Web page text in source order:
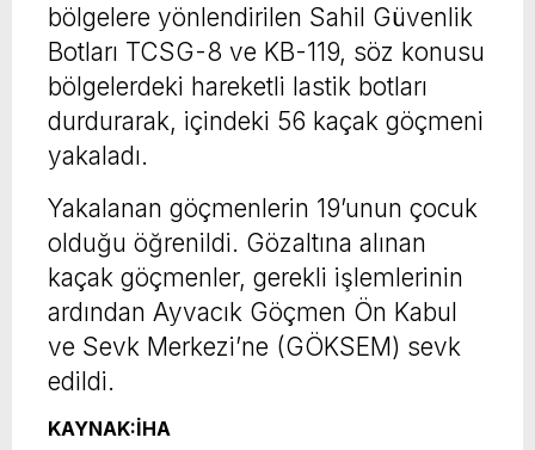
bölgelere yönlendirilen Sahil Güvenlik
Botları TCSG-8 ve KB-119, söz konusu
bölgelerdeki hareketli lastik botları
durdurarak, içindeki 56 kaçak göçmeni
yakaladı.
Yakalanan göçmenlerin 19’unun çocuk
olduğu öğrenildi. Gözaltına alınan
kaçak göçmenler, gerekli işlemlerinin
ardından Ayvacık Göçmen Ön Kabul
ve Sevk Merkezi’ne (GÖKSEM) sevk
edildi.
KAYNAK:İHA